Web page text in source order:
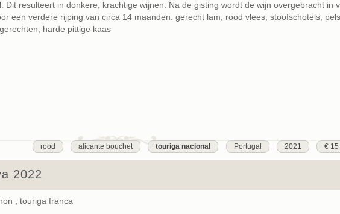
Dit resulteert in donkere, krachtige wijnen. Na de gisting wordt de wijn overgebracht in
een verdere rijping van circa 14 maanden. gerecht lam, rood vlees, stoofschotels,
harde pittige kaas
rood alicante bouchet touriga nacional Portugal 2021 €
2022
, touriga franca